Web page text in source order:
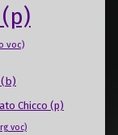
voc)
Chicco (p)
voc)